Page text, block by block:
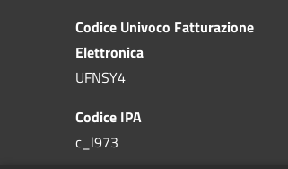
Codice Univoco Fatturazione
Elettronica
UFNSY4
Codice IPA
c_l973